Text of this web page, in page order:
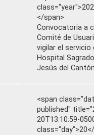
</span>
Convocatoria a
Comité de
vigilar el servicio
Hospital
Jesús del
<span
published"
20T13:10:59-